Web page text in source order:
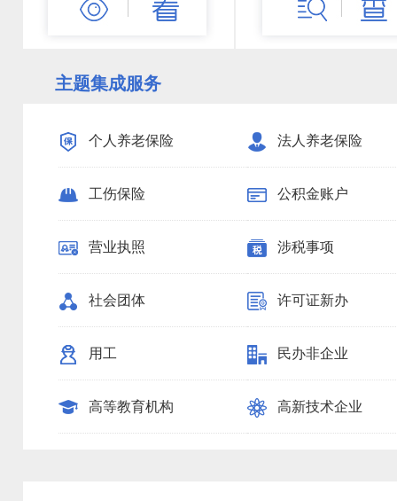
主题集成服务
个人养老保险 法人养老保险
工伤保险 公积金账户
营业执照 涉税事项
社会团体 许可证新办
用工 民办非企业
高等教育机构 高新技术企业